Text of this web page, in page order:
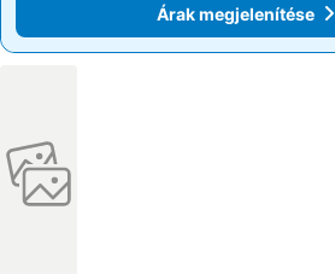
Árak megjelenítése
Árak megjelenítése